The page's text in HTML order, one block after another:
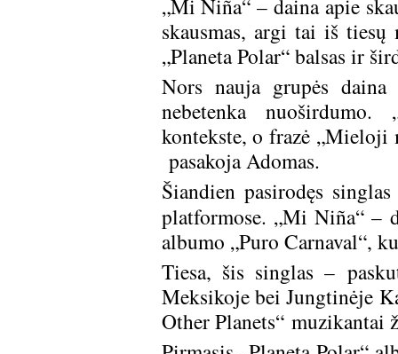
„Mi Niña“ – daina apie
skausmas, argi tai iš
„Planeta Polar“ balsas ir
Nors nauja grupės
nebetenka nuoširdumo.
kontekste, o frazė „Mieloji
pasakoja Adomas.
Šiandien pasirodęs
platformose. „Mi Niña“ –
albumo „Puro Carnaval“,
Tiesa, šis singlas –
Meksikoje bei Jungtinėje
Other Planets“ muzikantai